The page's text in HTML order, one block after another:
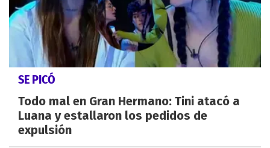
SE PICÓ
Todo mal en Gran Hermano: Tini atacó a
Luana y estallaron los pedidos de
expulsión